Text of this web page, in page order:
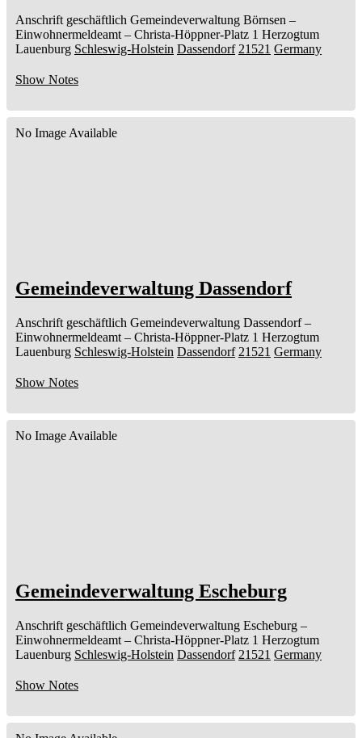
Anschrift geschäftlich Gemeindeverwaltung Börnsen –
Einwohnermeldeamt – Christa-Höppner-Platz 1 Herzogtum
Lauenburg Schleswig-Holstein Dassendorf 21521 Germany
Show Notes
No Image Available
Gemeindeverwaltung Dassendorf
Anschrift geschäftlich Gemeindeverwaltung Dassendorf –
Einwohnermeldeamt – Christa-Höppner-Platz 1 Herzogtum
Lauenburg Schleswig-Holstein Dassendorf 21521 Germany
Show Notes
No Image Available
Gemeindeverwaltung Escheburg
Anschrift geschäftlich Gemeindeverwaltung Escheburg –
Einwohnermeldeamt – Christa-Höppner-Platz 1 Herzogtum
Lauenburg Schleswig-Holstein Dassendorf 21521 Germany
Show Notes